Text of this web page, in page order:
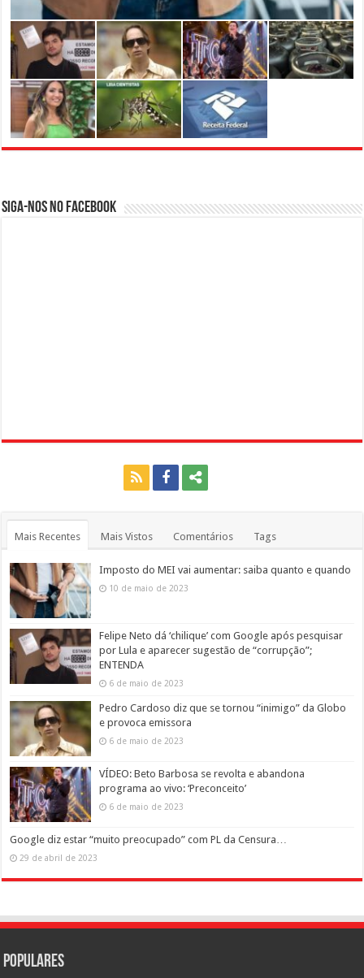
Siga-nos no Facebook
Mais Recentes Mais Vistos Comentários Tags
Imposto do MEI vai aumentar: saiba quanto e quando
10 de maio de 2023
Felipe Neto dá ‘chilique’ com Google após pesquisar
por Lula e aparecer sugestão de “corrupção”;
ENTENDA
6 de maio de 2023
Pedro Cardoso diz que se tornou “inimigo” da Globo
e provoca emissora
6 de maio de 2023
VÍDEO: Beto Barbosa se revolta e abandona
programa ao vivo: ‘Preconceito’
6 de maio de 2023
Google diz estar “muito preocupado” com PL da Censura…
29 de abril de 2023
POPULARES